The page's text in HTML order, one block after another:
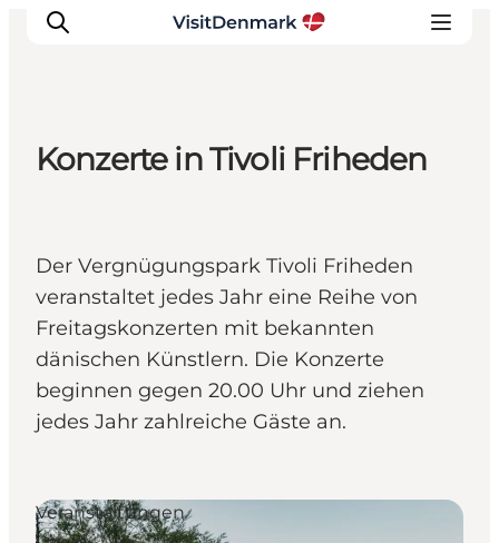
Erlebnisse
Unterkünfte
Reiseplanung
Konzerte in Tivoli Friheden
Der Vergnügungspark Tivoli Friheden
veranstaltet jedes Jahr eine Reihe von
Freitagskonzerten mit bekannten
dänischen Künstlern. Die Konzerte
beginnen gegen 20.00 Uhr und ziehen
jedes Jahr zahlreiche Gäste an.
Veranstaltungen